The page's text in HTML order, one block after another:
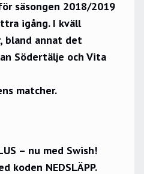
säsongen 2018/2019
igång. I kväll
bland annat det
Södertälje och Vita
matcher.
– nu med Swish!
koden NEDSLÄPP.